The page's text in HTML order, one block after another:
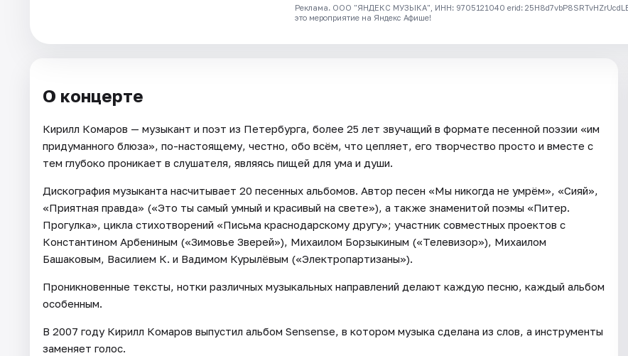
Реклама. ООО "ЯНДЕКС МУЗЫКА", ИНН: 9705121040 erid:
это мероприятие на Яндекс Афише!
О концерте
Кирилл Комаров — музыкант и поэт из Петербурга, более 25 лет звучащий в формате песенной поэзии «им
придуманного блюза», по-настоящему, честно, обо всём, что цепляет, его творчество просто и вместе с
тем глубоко проникает в слушателя, являясь пищей для ума и души.
Дискография музыканта насчитывает 20 песенных альбомов. Автор песен «Мы никогда не умрём», «Сияй»,
«Приятная правда» («Это ты самый умный и красивый на свете»), а также знаменитой поэмы «Питер.
Прогулка», цикла стихотворений «Письма краснодарскому другу»; участник совместных проектов с
Константином Арбениным («Зимовье Зверей»), Михаилом Борзыкиным («Телевизор»), Михаилом
Башаковым, Василием К. и Вадимом Курылёвым («Электропартизаны»).
Проникновенные тексты, нотки различных музыкальных направлений делают каждую песню, каждый альбом
особенным.
В 2007 году Кирилл Комаров выпустил альбом Sensense, в котором музыка сделана из слов, а инструменты
заменяет голос.